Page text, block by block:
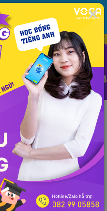
ĐĂNG NHẬP
Học phát âm Luyện viết
Tài liệu TOEIC
the TOEIC (Part